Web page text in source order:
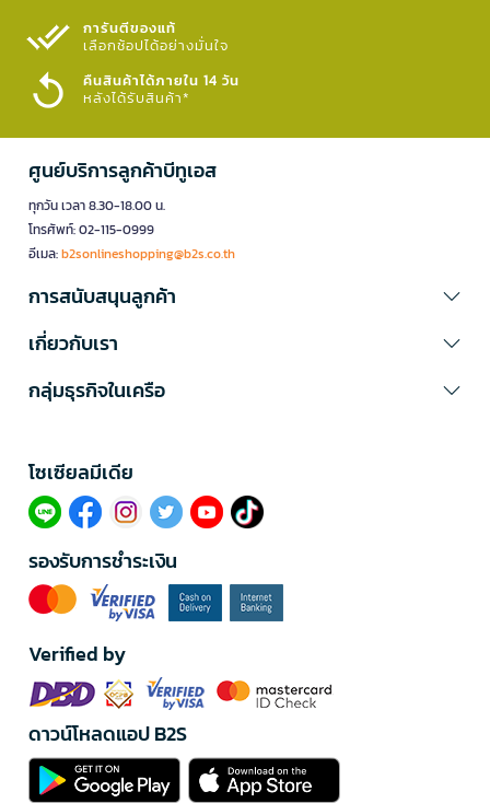
การันตีของแท้
เลือกช้อปได้อย่างมั่นใจ​
คืนสินค้าได้ภายใน 14 วัน
หลังได้รับสินค้า*
ศูนย์บริการลูกค้าบีทูเอส
ทุกวัน เวลา 8.30-18.00 น.
โทรศัพท์: 02-115-0999
อีเมล:b2sonlineshopping@b2s.co.th
การสนับสนุนลูกค้า
เกี่ยวกับเรา
กลุ่มธุรกิจในเครือ
โซเซียลมีเดีย​
รองรับการชำระเงิน
Verified by
ดาวน์โหลดแอป B2S